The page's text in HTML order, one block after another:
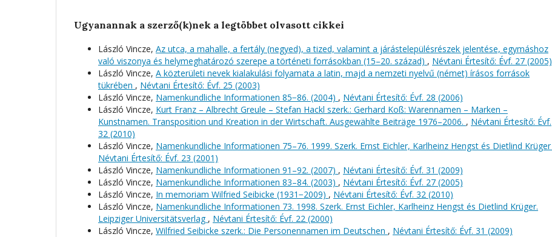
Ugyanannak a szerző(k)nek a legtöbbet olvasott cikkei
László Vincze, Az utca, a mahalle, a fertály (negyed), a tized, valamint a járástelepülésrészek jelentése, egymáshoz
való viszonya és helymeghatározó szerepe a történeti forrásokban (15–20. század) , Névtani Értesítő: Évf. 27 (2005)
László Vincze, A közterületi nevek kialakulási folyamata a latin, majd a nemzeti nyelvű (német) írásos források
tükrében , Névtani Értesítő: Évf. 25 (2003)
László Vincze, Namenkundliche Informationen 85−86. (2004) , Névtani Értesítő: Évf. 28 (2006)
László Vincze, Kurt Franz – Albrecht Greule – Stefan Hackl szerk.: Gerhard Koß: Warennamen – Marken –
Kunstnamen. Transposition und Kreation in der Wirtschaft. Ausgewählte Beiträge 1976–2006. , Névtani Értesítő: Évf.
32 (2010)
László Vincze, Namenkundliche Informationen 75–76. 1999. Szerk. Ernst Eichler, Karlheinz Hengst és Dietlind Krüger
Névtani Értesítő: Évf. 23 (2001)
László Vincze, Namenkundliche Informationen 91–92. (2007) , Névtani Értesítő: Évf. 31 (2009)
László Vincze, Namenkundliche Informationen 83–84. (2003) , Névtani Értesítő: Évf. 27 (2005)
László Vincze, In memoriam Wilfried Seibicke (1931−2009) , Névtani Értesítő: Évf. 32 (2010)
László Vincze, Namenkundliche Informationen 73. 1998. Szerk. Ernst Eichler, Karlheinz Hengst és Dietlind Krüger.
Leipziger Universitätsverlag , Névtani Értesítő: Évf. 22 (2000)
László Vincze, Wilfried Seibicke szerk.: Die Personennamen im Deutschen , Névtani Értesítő: Évf. 31 (2009)